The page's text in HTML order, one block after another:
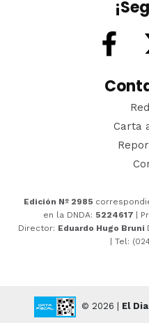
Carta
Edición Nº 2985
en la DNDA: 5224617 |
Director: Eduardo Hugo Bruni
| Tel:
© 2026 | El